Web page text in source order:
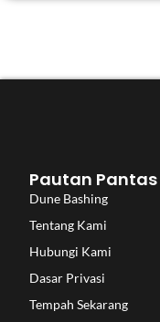
Pautan Pantas
Dune Bashing
Tentang Kami
Hubungi Kami
Dasar Privasi
Tempah Sekarang